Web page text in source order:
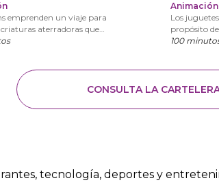
emprenden un viaje para
aterradoras que
su película de monstruos.
Animación
Los
propósito
Woody,
ideas
su niña,
100
CONSULTA LA
tecnología, deportes y